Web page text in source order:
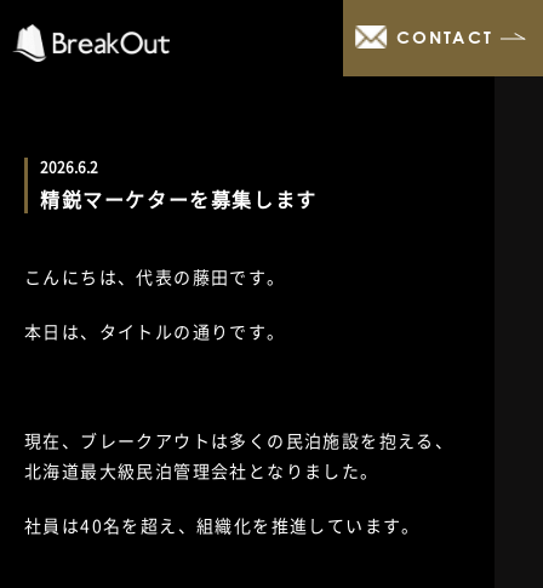
CONTACT
2026.6.2
精鋭マーケターを募集します
こんにちは、代表の藤田です。
本日は、タイトルの通りです。
現在、ブレークアウトは多くの民泊施設を抱える、
北海道最大級民泊管理会社となりました。
社員は40名を超え、組織化を推進しています。